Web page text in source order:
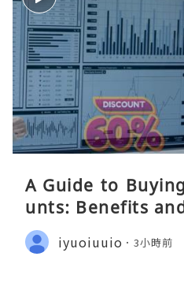
A Guide to
unts: Benefits
iyuoiuuio 3小時前